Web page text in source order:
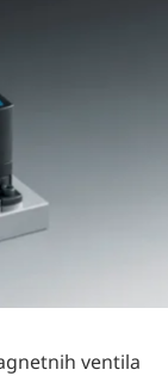
ventila